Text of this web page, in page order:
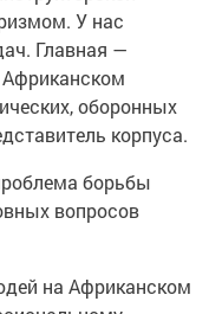
У нас
Главная —
Африканском
оборонных
корпуса.
борьбы
вопросов
на Африканском